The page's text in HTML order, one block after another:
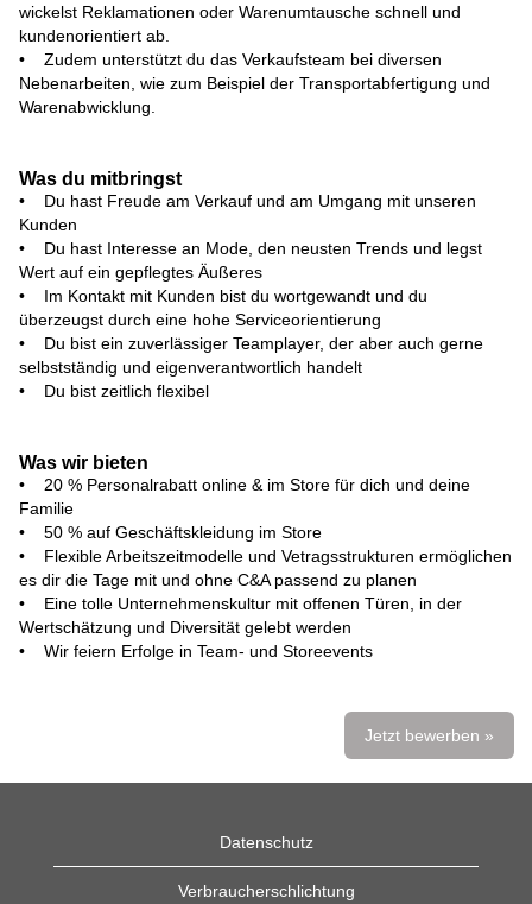
wickelst Reklamationen oder Warenumtausche schnell und
kundenorientiert ab.
• Zudem unterstützt du das Verkaufsteam bei diversen
Nebenarbeiten, wie zum Beispiel der Transportabfertigung und
Warenabwicklung.
Was du mitbringst
• Du hast Freude am Verkauf und am Umgang mit unseren
Kunden
• Du hast Interesse an Mode, den neusten Trends und legst
Wert auf ein gepflegtes Äußeres
• Im Kontakt mit Kunden bist du wortgewandt und du
überzeugst durch eine hohe Serviceorientierung
• Du bist ein zuverlässiger Teamplayer, der aber auch gerne
selbstständig und eigenverantwortlich handelt
• Du bist zeitlich flexibel
Was wir bieten
• 20 % Personalrabatt online & im Store für dich und deine
Familie
• 50 % auf Geschäftskleidung im Store
• Flexible Arbeitszeitmodelle und Vetragsstrukturen ermöglichen
es dir die Tage mit und ohne C&A passend zu planen
• Eine tolle Unternehmenskultur mit offenen Türen, in der
Wertschätzung und Diversität gelebt werden
• Wir feiern Erfolge in Team- und Storeevents
Jetzt bewerben »
Datenschutz
Verbraucherschlichtung